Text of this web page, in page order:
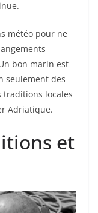
météo pour ne
bon marin est
seulement des
traditions locales
Adriatique.
et